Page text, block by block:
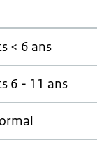
< 6 ans
6 - 11 ans